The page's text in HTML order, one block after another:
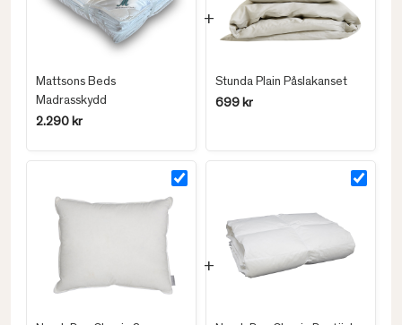
Mattsons Beds
Madrasskydd
2.290 kr
Stunda Plain Påslakanset
699 kr